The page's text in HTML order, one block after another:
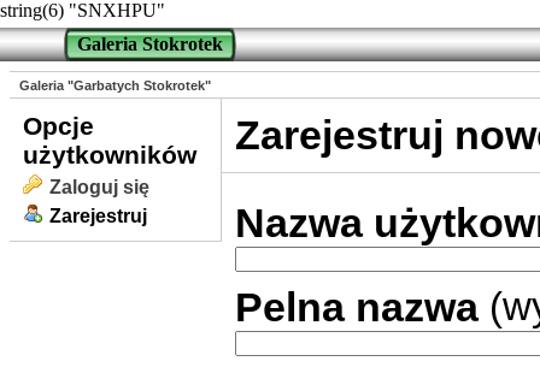
string(6) "SNXHPU"
Galeria Stokrotek
Galeria "Garbatych Stokrotek"
Opcje
użytkowników
Zaloguj się
Zarejestruj
Zarejestruj
Nazwa
Pelna nazwa